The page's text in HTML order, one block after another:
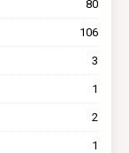
80
106
3
1
2
1